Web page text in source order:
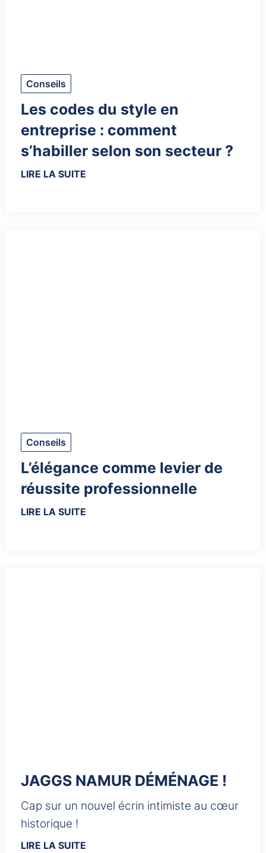
Conseils
Les codes du style en
entreprise : comment
s’habiller selon son secteur ?
LIRE LA SUITE
Conseils
L’élégance comme levier de
réussite professionnelle
LIRE LA SUITE
JAGGS NAMUR DÉMÉNAGE !
Cap sur un nouvel écrin intimiste au cœur
historique !
LIRE LA SUITE